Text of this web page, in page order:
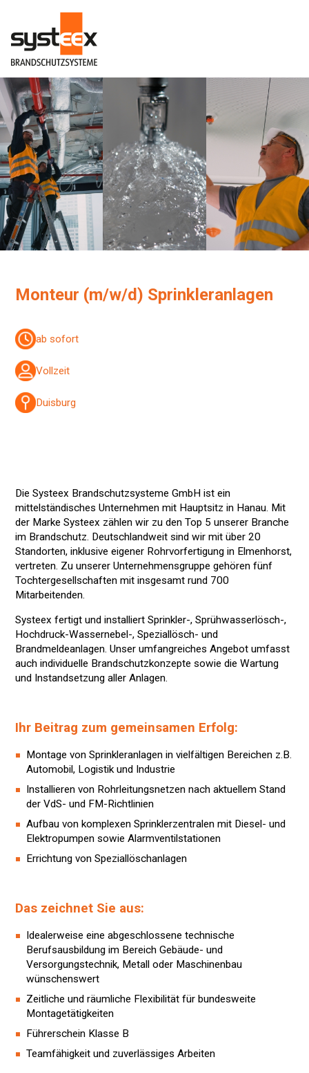
Monteur (m/w/d) Sprinkleranlagen
ab sofort
Vollzeit
Duisburg
Die Systeex Brandschutzsysteme GmbH ist ein
mittelständisches Unternehmen mit Hauptsitz in Hanau. Mit
der Marke Systeex zählen wir zu den Top 5 unserer Branche
im Brandschutz. Deutschlandweit sind wir mit über 20
Standorten, inklusive eigener Rohrvorfertigung in Elmenhorst,
vertreten. Zu unserer Unternehmensgruppe gehören fünf
Tochtergesellschaften mit insgesamt rund 700
Mitarbeitenden.
Systeex fertigt und installiert Sprinkler-, Sprühwasserlösch-,
Hochdruck-Wassernebel-, Speziallösch- und
Brandmeldeanlagen. Unser umfangreiches Angebot umfasst
auch individuelle Brandschutzkonzepte sowie die Wartung
und Instandsetzung aller Anlagen.
Ihr Beitrag zum gemeinsamen Erfolg:
Montage von Sprinkleranlagen in vielfältigen Bereichen z.B.
Automobil, Logistik und Industrie
Installieren von Rohrleitungsnetzen nach aktuellem Stand
der VdS- und FM-Richtlinien
Aufbau von komplexen Sprinklerzentralen mit Diesel- und
Elektropumpen sowie Alarmventilstationen
Errichtung von Speziallöschanlagen
Das zeichnet Sie aus:
Idealerweise eine abgeschlossene technische
Berufsausbildung im Bereich Gebäude- und
Versorgungstechnik, Metall oder Maschinenbau
wünschenswert
Zeitliche und räumliche Flexibilität für bundesweite
Montagetätigkeiten
Führerschein Klasse B
Teamfähigkeit und zuverlässiges Arbeiten